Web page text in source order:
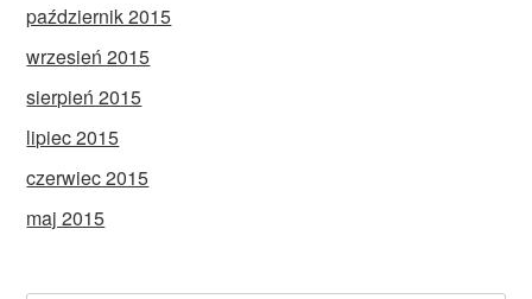
październik 2015
wrzesień 2015
sierpień 2015
lipiec 2015
czerwiec 2015
maj 2015